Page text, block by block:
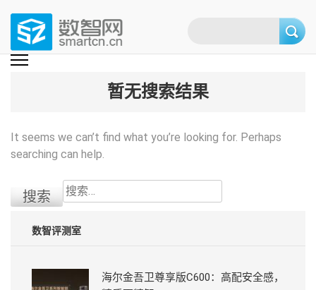
content
(Press
数智网
智能家居第一资讯门户 | 智能家居系统，智能家居产品，智能家居解决方
暂无搜索结果
It seems we can’t find what you’re looking for. Perhaps
searching can help.
搜
索：
数智评测室
海尔金吾卫尊享版C600：高配安全感，